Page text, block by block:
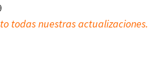
todas nuestras actualizaciones.